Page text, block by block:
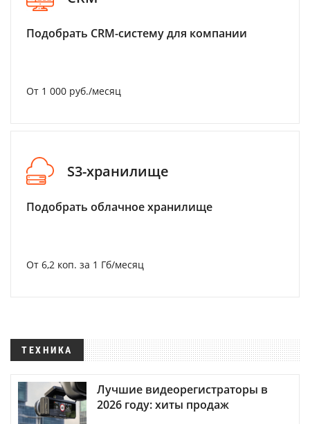
Подобрать CRM-систему для компании
От 1 000 руб./месяц
S3-хранилище
Подобрать облачное хранилище
От 6,2 коп. за 1 Гб/месяц
ТЕХНИКА
Лучшие видеорегистраторы в
2026 году: хиты продаж